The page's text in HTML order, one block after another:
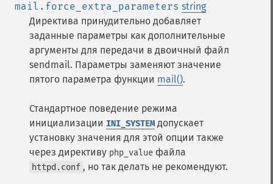
mail.force_extra_parameters string
Директива принудительно добавляет
заданные параметры как дополнительные
аргументы для передачи в двоичный файл
sendmail. Параметры заменяют значение
пятого параметра функции mail().
Стандартное поведение режима
инициализации INI_SYSTEMдопускает
установку значения для этой опции также
через директиву php_value файла
httpd.conf , но так делать не рекомендуют.